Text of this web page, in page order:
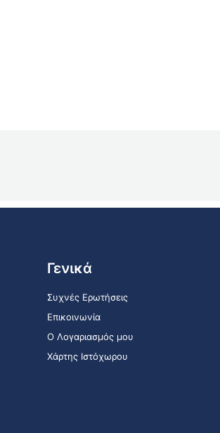
Γενικά
Συχνές Ερωτήσεις
Επικοινωνία
Ο Λογαριασμός μου
Χάρτης Ιστόχωρου